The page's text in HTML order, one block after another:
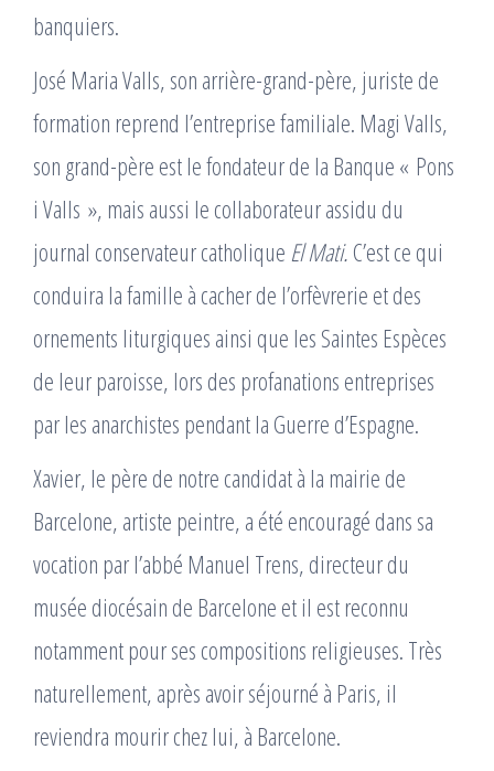
banquiers.
José Maria Valls, son arrière-grand-père, juriste de
formation reprend l’entreprise familiale. Magi Valls,
son grand-père est le fondateur de la Banque « Pons
i Valls », mais aussi le collaborateur assidu du
journal conservateur catholique El Mati. C’est ce qui
conduira la famille à cacher de l’orfèvrerie et des
ornements liturgiques ainsi que les Saintes Espèces
de leur paroisse, lors des profanations entreprises
par les anarchistes pendant la Guerre d’Espagne.
Xavier, le père de notre candidat à la mairie de
Barcelone, artiste peintre, a été encouragé dans sa
vocation par l’abbé Manuel Trens, directeur du
musée diocésain de Barcelone et il est reconnu
notamment pour ses compositions religieuses. Très
naturellement, après avoir séjourné à Paris, il
reviendra mourir chez lui, à Barcelone.